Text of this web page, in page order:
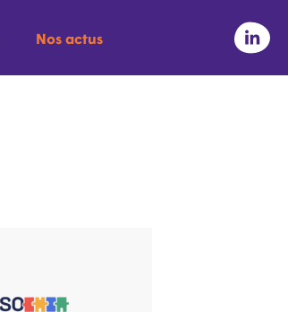
Nos actus